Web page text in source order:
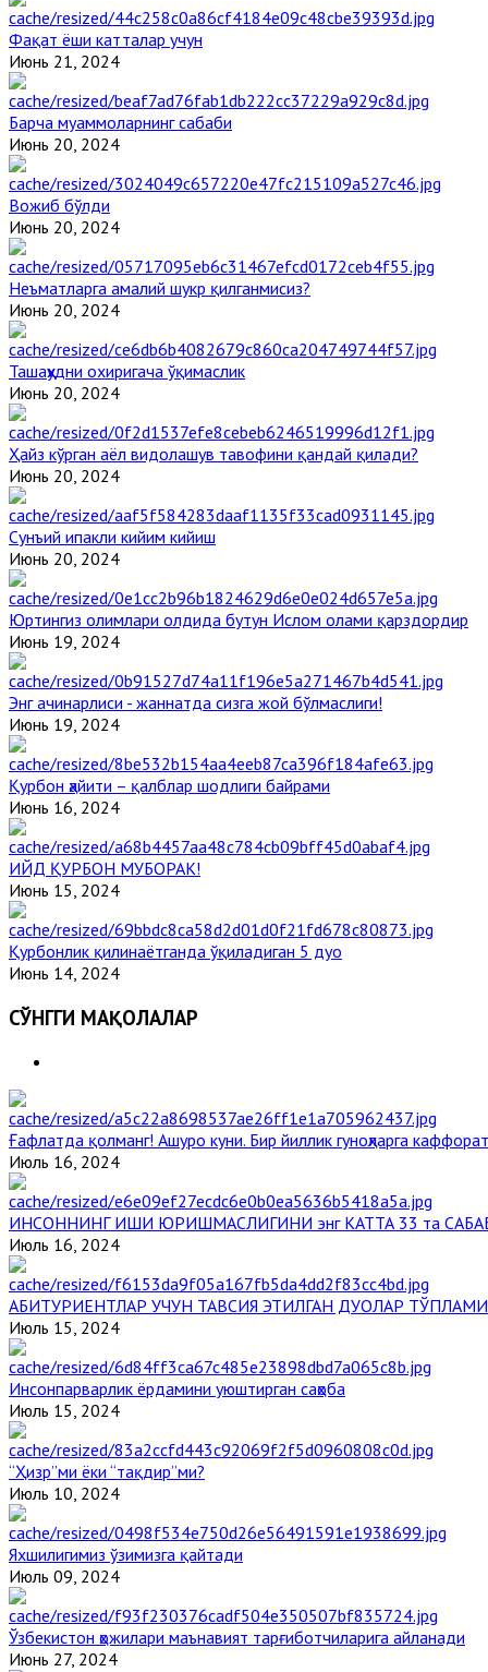
Фақат ёши катталар учун
Июнь 21, 2024
Барча муаммоларнинг сабаби
Июнь 20, 2024
Вожиб бўлди
Июнь 20, 2024
Неъматларга амалий шукр қилганмисиз?
Июнь 20, 2024
Ташаҳҳудни охиригача ўқимаслик
Июнь 20, 2024
Ҳайз кўрган аёл видолашув тавофини қандай қилади?
Июнь 20, 2024
Сунъий ипакли кийим кийиш
Июнь 20, 2024
Юртингиз олимлари олдида бутун Ислом олами қарздордир
Июнь 19, 2024
Энг ачинарлиси - жаннатда сизга жой бўлмаслиги!
Июнь 19, 2024
Қурбон ҳайити – қалблар шодлиги байрами
Июнь 16, 2024
ИЙД ҚУРБОН МУБОРАК!
Июнь 15, 2024
Қурбонлик қилинаётганда ўқиладиган 5 дуо
Июнь 14, 2024
СЎНГГИ МАҚОЛАЛАР
Ғафлатда қолманг! Ашуро куни. Бир йиллик гуноҳларга
Июль 16, 2024
ИНСОННИНГ ИШИ ЮРИШМАСЛИГИНИ энг КАТТА 33 та
Июль 16, 2024
АБИТУРИЕНТЛАР УЧУН ТАВСИЯ ЭТИЛГАН ДУОЛАР ТЎПЛАМИ
Июль 15, 2024
Инсонпарварлик ёрдамини уюштирган саҳоба
Июль 15, 2024
“Ҳизр”ми ёки “тақдир”ми?
Июль 10, 2024
Яхшилигимиз ўзимизга қайтади
Июль 09, 2024
Ўзбекистон ҳожилари маънавият тарғиботчиларига айланади
Июнь 27, 2024